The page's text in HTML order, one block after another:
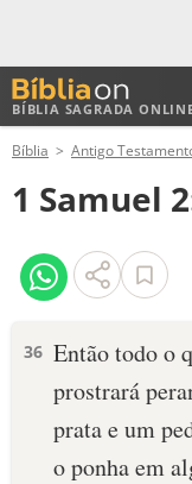
BÍBLIA SAGRADA
ANTIGO
NOVO
VERSÍCULOS
PALAVRA DO DIA
SALMO DO DIA
Bíblia Antigo
1 Samuel
36 Então todo o
prostrará
prata e um
o ponha em